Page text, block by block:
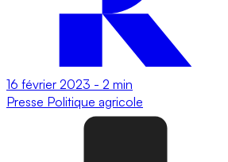
16 février 2023 - 2 min
Presse Politique agricole